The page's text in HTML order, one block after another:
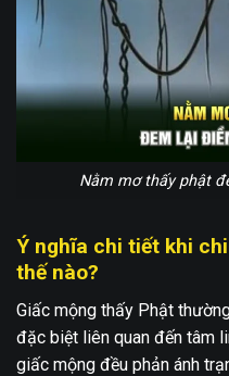
Nằm mơ thấy phật
Ý nghĩa chi tiết khi
thế nào?
Giấc mộng thấy Phật
đặc biệt liên quan đến tâm
giấc mộng đều phản ánh